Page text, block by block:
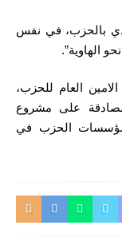
بالحزب، في نفس
الهاوية”.
العام للحزب،
على مشروع
مؤسسات الحزب في